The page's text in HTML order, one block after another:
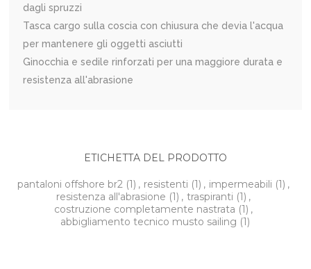
dagli spruzzi
Tasca cargo sulla coscia con chiusura che devia l'acqua
per mantenere gli oggetti asciutti
Ginocchia e sedile rinforzati per una maggiore durata e
resistenza all'abrasione
ETICHETTA DEL PRODOTTO
pantaloni offshore br2 (1) , resistenti (1) , impermeabili (1) ,
resistenza all'abrasione (1) , traspiranti (1) ,
costruzione completamente nastrata (1) ,
abbigliamento tecnico musto sailing (1)